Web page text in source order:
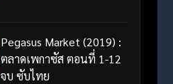
Pegasus Market (2019) :
ตลาดเพกาซัส ตอนที่ 1-12
จบ ซับไทย